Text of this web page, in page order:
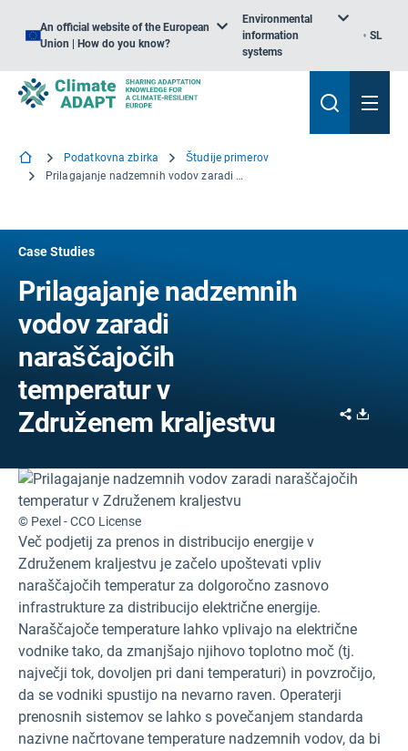
An official website of the European
Union | How do you know?
Environmental
information
systems
SL
Podatkovna zbirka
Študije primerov
Prilagajanje nadzemnih vodov zaradi naraščajočih temperatur v Združenem kraljestvu
Case Studies
Prilagajanje nadzemnih
vodov zaradi
naraščajočih
temperatur v
Združenem kraljestvu
Share
© Pexel - CCO License
Več podjetij za prenos in distribucijo energije v
Združenem kraljestvu je začelo upoštevati vpliv
naraščajočih temperatur za dolgoročno zasnovo
infrastrukture za distribucijo električne energije.
Naraščajoče temperature lahko vplivajo na električne
vodnike tako, da zmanjšajo njihovo toplotno moč (tj.
največji tok, dovoljen pri dani temperaturi) in povzročijo,
da se vodniki spustijo na nevarno raven. Operaterji
prenosnih sistemov se lahko s povečanjem standarda
nazivne načrtovane temperature nadzemnih vodov, da bi